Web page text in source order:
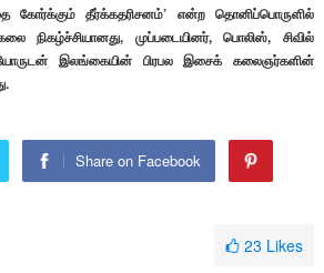
கோர்க்கும் தீர்க்கதரிசனம்’ என்ற தொனிப்பொருளில்
நிகழ்ச்சியானது, முப்படையினர், பொலிஸ், சிவில்
இலங்கையின் பிரபல இசைக் கலைஞர்களின்
Share on Facebook
23 Likes